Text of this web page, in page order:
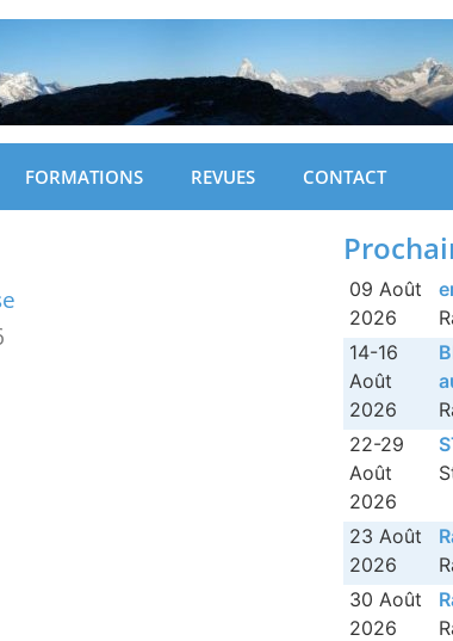
FORMATIONS REVUES CONTACT
09 Août
2026
14-16
Août
2026
22-29
Août
2026
23 Août
2026
30 Août
2026